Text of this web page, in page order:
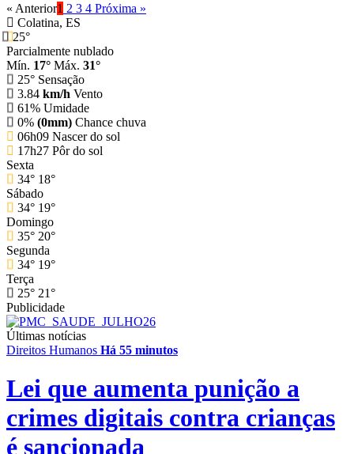
« Anterior1 2 3 4 Próxima »
Colatina, ES
25°
Parcialmente nublado
Mín. 17° Máx. 31°
25° Sensação
3.84 km/h Vento
61% Umidade
0% (0mm) Chance chuva
06h09 Nascer do sol
17h27 Pôr do sol
Sexta
34° 18°
Sábado
34° 19°
Domingo
35° 20°
Segunda
34° 19°
Terça
25° 21°
Publicidade
Últimas notícias
Direitos Humanos Há 55 minutos
Lei que aumenta punição a
crimes digitais contra crianças
é sancionada